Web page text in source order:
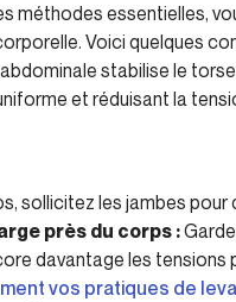
méthodes essentielles,
Voici quelques
stabilise le
et réduisant la
sollicitez les jambes
près du corps :
davantage les tensions
vos pratiques de